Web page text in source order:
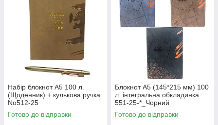
Набір блокнот А5 100 л.
(Щоденник) + кулькова ручка
No512-25
Готово до відправки
Блокнот А5 (145*215 мм) 100
л. інтегральна обкладинка
551-25-*_Чорний
Готово до відправки